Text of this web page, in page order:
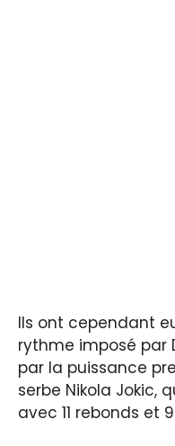
Ils ont cependant
rythme imposé par
par la puissance
serbe Nikola Jokic,
avec 11 rebonds et